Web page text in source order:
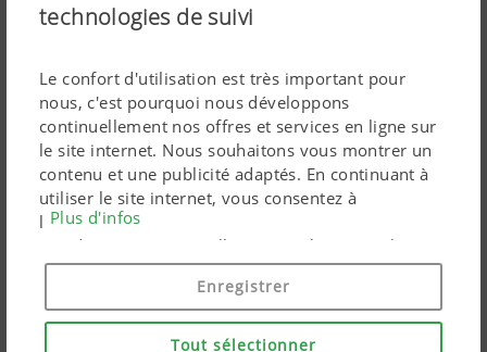
technologies de suivi
Le confort d'utilisation est très important pour
nous, c'est pourquoi nous développons
continuellement nos offres et services en ligne sur
le site internet. Nous souhaitons vous montrer un
contenu et une publicité adaptés. En continuant à
utiliser le site internet, vous consentez à
l'utilisation de cookies techniquement nécessaires.
Vos données personnelles sont utilisées par les
produits marketing Google uniquement si vous
donnez votre consentement en cliquant sur « tout
accepter ». Vous pouvez également effectuer un
paramétrage personnalisé à l'aide des cases à
Plus d'infos
Enregistrer
Tout sélectionner